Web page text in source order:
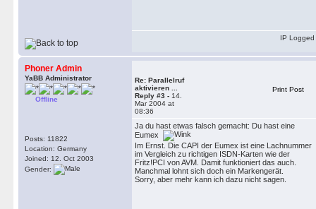
IP Logged
Phoner Admin
YaBB Administrator
Offline
Posts: 11822
Location: Germany
Joined: 12. Oct 2003
Gender:
Re: Parallelruf
aktivieren ...
Reply #3 - 14.
Mar 2004 at
08:36
Print Post
Ja du hast etwas falsch gemacht: Du hast eine
Eumex
Im Ernst. Die CAPI der Eumex ist eine Lachnummer
im Vergleich zu richtigen ISDN-Karten wie der
Fritz!PCI von AVM. Damit funktioniert das auch.
Manchmal lohnt sich doch ein Markengerät.
Sorry, aber mehr kann ich dazu nicht sagen.